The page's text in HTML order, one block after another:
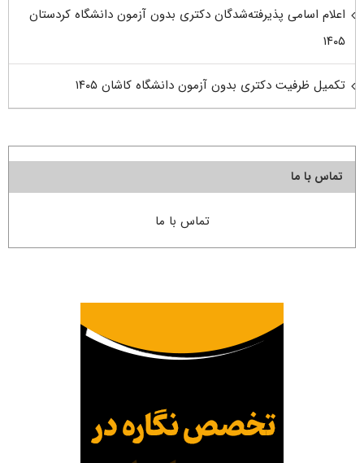
اعلام اسامی پذیرفته‌شدگان دکتری بدون آزمون دانشگاه کردستان
۱۴۰۵
تکمیل ظرفیت دکتری بدون آزمون دانشگاه کاشان ۱۴۰۵
تماس با ما
تماس با ما